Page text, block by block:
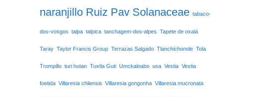
naranjillo Ruiz Pav Solanaceae tabaco-
dos-vosgos talpa talpica tanchagem-dos-alpes Tapete de oxalá
Taray Taylor Francis Group Terrazas Salgado Tlanchichonole Tola
Trompillo turi hutan Tuxtla Guti Umckaloabo usa Vestia Vestia
foetida Villaresia chilensis Villaresia gongonha Villaresia mucronata